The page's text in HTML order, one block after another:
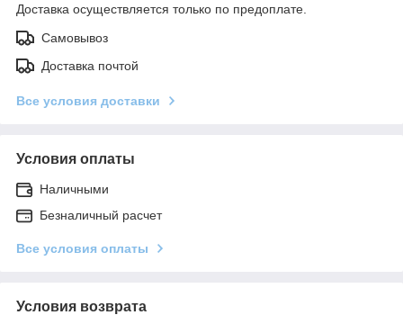
Доставка осуществляется только по предоплате.
Самовывоз
Доставка почтой
Все условия доставки
Условия оплаты
Наличными
Безналичный расчет
Все условия оплаты
Условия возврата